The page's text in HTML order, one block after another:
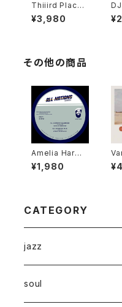
Thiiird Place -
This is Thiiird
Place "LP"
¥3,980
-
その他の商品
Amelia Harmo
ny, Ramon Ju
dah, Jah 93, S
¥1,980
CATEGORY
jazz
soul